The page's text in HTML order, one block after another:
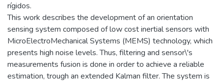
rígidos.
This work describes the development of an orientation
sensing system composed of low cost inertial sensors with
MicroElectroMechanical Systems (MEMS) technology, which
presents high noise levels. Thus, filtering and sensor\'s
measurements fusion is done in order to achieve a reliable
estimation, trough an extended Kalman filter. The system is